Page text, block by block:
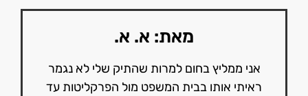
מאת: א. א.
אני ממליץ בחום למרות שהתיק שלי לא נגמר
ראיתי אותו בבית המשפט מול הפרקליטות עד